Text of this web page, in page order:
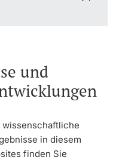
und
in diesem
finden Sie